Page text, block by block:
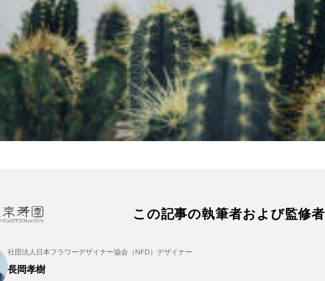
この記事の執筆者および監修者
社団法人日本フラワーデザイナー協会（NFD）デザイナー
長岡孝樹